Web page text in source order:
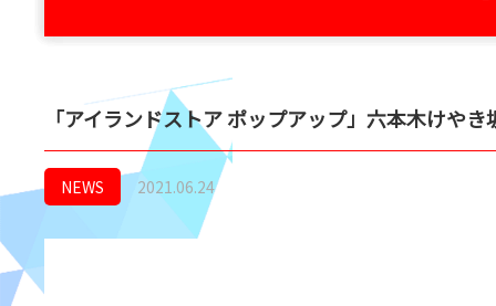
「アイランドストア ポップアップ」六本木けや
NEWS 2021.06.24